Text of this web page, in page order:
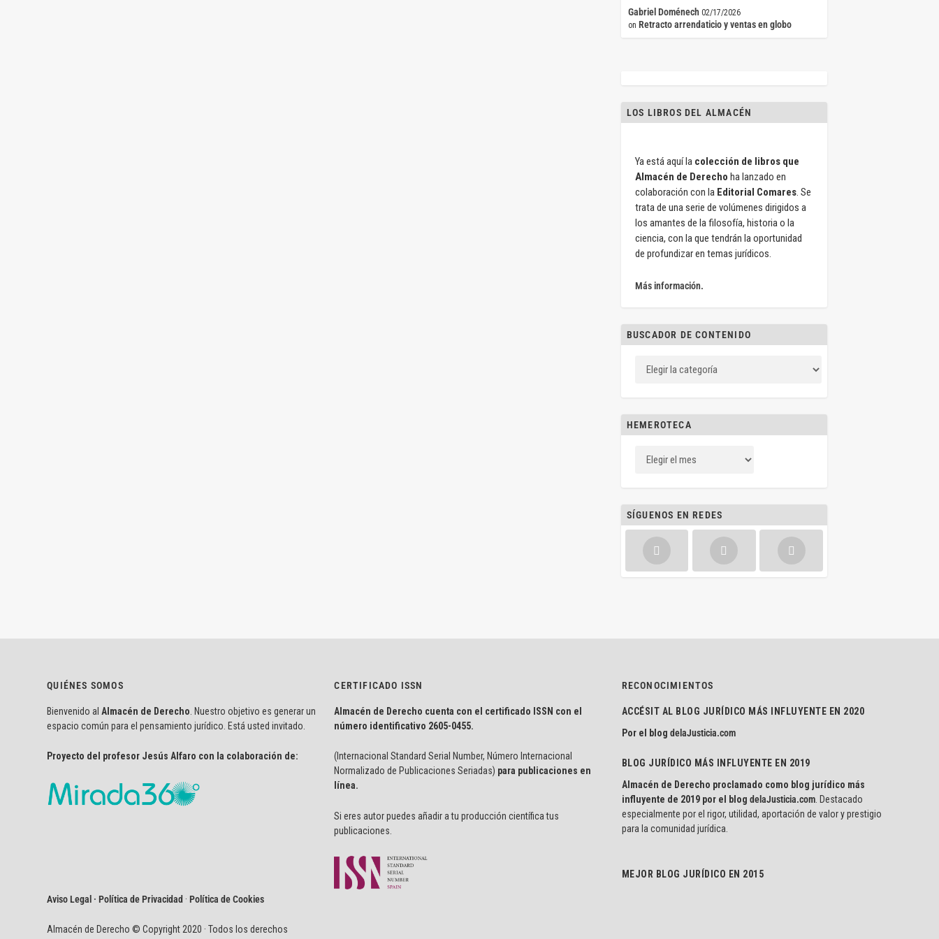
Gabriel Doménech 02/17/2026
on Retracto arrendaticio y ventas en globo
LOS LIBROS DEL ALMACÉN
Ya está aquí la colección de libros que
Almacén de Derecho ha lanzado en
colaboración con la Editorial Comares. Se
trata de una serie de volúmenes dirigidos a
los amantes de la filosofía, historia o la
ciencia, con la que tendrán la oportunidad
de profundizar en temas jurídicos.
Más información.
BUSCADOR DE CONTENIDO
HEMEROTECA
SÍGUENOS EN REDES
QUIÉNES SOMOS
Bienvenido al Almacén de Derecho . Nuestro objetivo es generar un
espacio común para el pensamiento jurídico. Está usted invitado.
Proyecto del profesor Jesús Alfaro con la colaboración de:
Aviso Legal · Política de Privacidad ·Política de Cookies
Almacén de Derecho © Copyright 2020 · Todos los derechos
CERTIFICADO ISSN
Almacén de Derecho cuenta con el certificado ISSN con el
número identificativo 2605-0455.
(Internacional Standard Serial Number, Número Internacional
Normalizado de Publicaciones Seriadas) para publicaciones en
línea.
Si eres autor puedes añadir a tu producción científica tus
publicaciones.
RECONOCIMIENTOS
ACCÉSIT AL BLOG JURÍDICO MÁS INFLUYENTE EN 2020
Por el blog delaJusticia.com
BLOG JURÍDICO MÁS INFLUYENTE EN 2019
Almacén de Derecho proclamado como blog jurídico más
influyente de 2019 por el blog delaJusticia.com. Destacado
especialmente por el rigor, utilidad, aportación de valor y prestigio
para la comunidad jurídica.
MEJOR BLOG JURÍDICO EN 2015